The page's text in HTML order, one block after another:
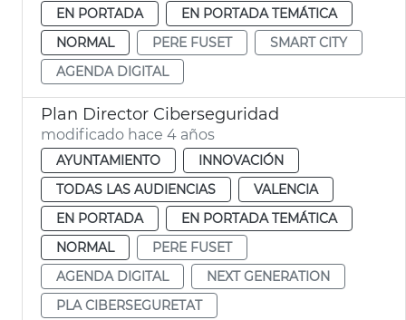
EN PORTADA
EN PORTADA TEMÁTICA
NORMAL
PERE FUSET
SMART CITY
AGENDA DIGITAL
Plan Director Ciberseguridad
modificado hace 4 años
AYUNTAMIENTO
INNOVACIÓN
TODAS LAS AUDIENCIAS
VALENCIA
EN PORTADA
EN PORTADA TEMÁTICA
NORMAL
PERE FUSET
AGENDA DIGITAL
NEXT GENERATION
PLA CIBERSEGURETAT